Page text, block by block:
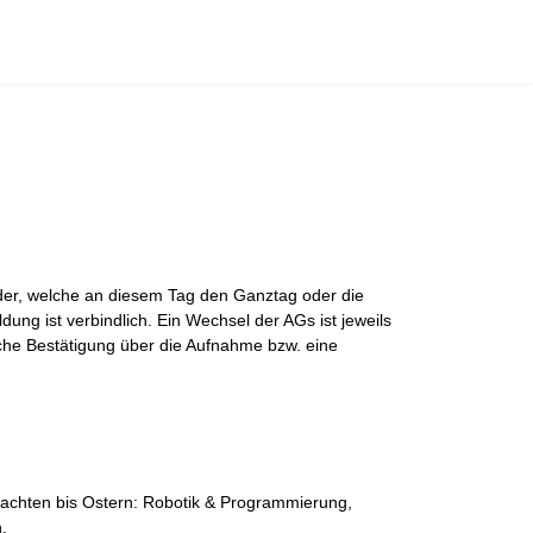
welche an diesem Tag den Ganztag oder die
ist verbindlich. Ein Wechsel der AGs ist jeweils
Bestätigung über die Aufnahme bzw. eine
bis Ostern: Robotik & Programmierung,